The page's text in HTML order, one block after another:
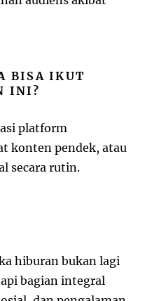
BISA IKUT
INI?
platform
konten pendek, atau
secara rutin.
hiburan bukan lagi
bagian integral